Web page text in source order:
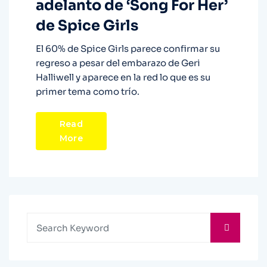
adelanto de ‘Song For Her’
de Spice Girls
El 60% de Spice Girls parece confirmar su
regreso a pesar del embarazo de Geri
Halliwell y aparece en la red lo que es su
primer tema como trío.
Read
More